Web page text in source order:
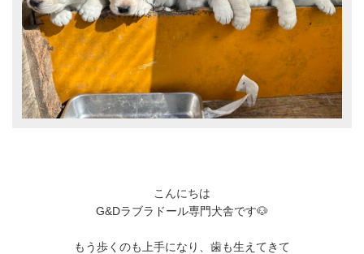
こんにちは
G&Dラブラドール専門犬舎です🐶
もう歩くのも上手になり、歯も生えてきて